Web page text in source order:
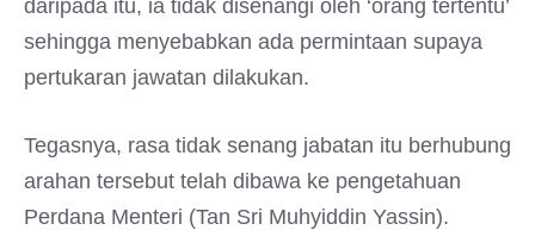
daripada itu, ia tidak disenangi oleh ‘orang tertentu’
sehingga menyebabkan ada permintaan supaya
pertukaran jawatan dilakukan.
Tegasnya, rasa tidak senang jabatan itu berhubung
arahan tersebut telah dibawa ke pengetahuan
Perdana Menteri (Tan Sri Muhyiddin Yassin).